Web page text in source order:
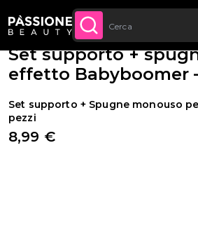
Sconto quantità: dal -5% sugli ordini
partire da 250€
Briciole di pane
Apparecchiature e Strumenti
Set supporto +
effetto Babyboomer
Set supporto + Spugne monouso
pezzi
8,99 €